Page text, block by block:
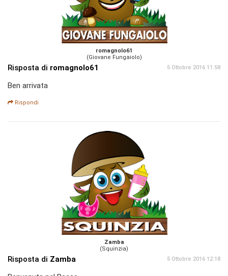
romagnolo61
(Giovane Fungaiolo)
Risposta di romagnolo61 5 Ottobre 2016 11:58
Ben arrivata
Rispondi
Zamba
(Squinzia)
Risposta di Zamba 5 Ottobre 2016 12:18